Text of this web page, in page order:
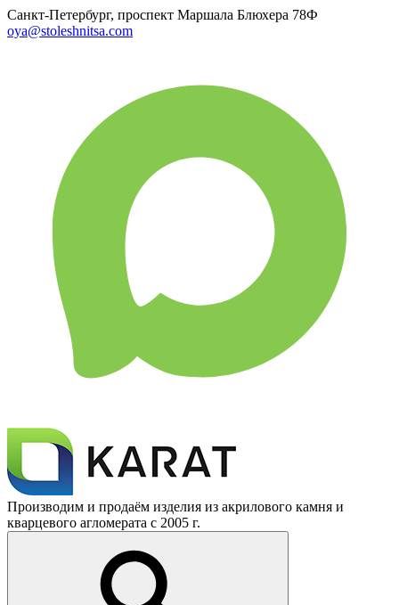
Санкт-Петербург, проспект Маршала Блюхера 78Ф
oya@stoleshnitsa.com
Производим и продаём изделия из акрилового камня и
кварцевого агломерата с 2005 г.